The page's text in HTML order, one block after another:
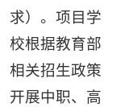
求）。项目学
校根据教育部
相关招生政策
开展中职、高